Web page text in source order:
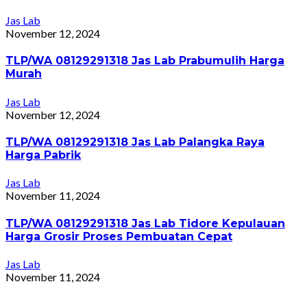
Jas Lab
November 12, 2024
TLP/WA 08129291318 Jas Lab Prabumulih Harga
Murah
Jas Lab
November 12, 2024
TLP/WA 08129291318 Jas Lab Palangka Raya
Harga Pabrik
Jas Lab
November 11, 2024
TLP/WA 08129291318 Jas Lab Tidore Kepulauan
Harga Grosir Proses Pembuatan Cepat
Jas Lab
November 11, 2024